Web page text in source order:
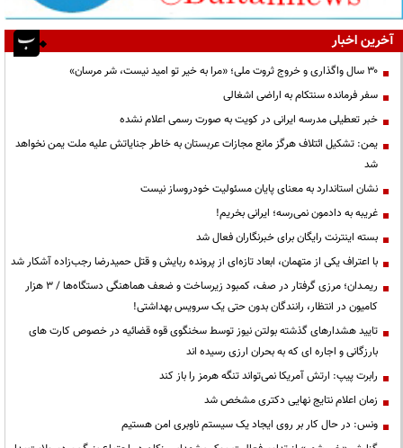
آخرین اخبار
۳۰ سال واگذاری و خروج ثروت ملی؛ «مرا به خیر تو امید نیست، شر مرسان»
سفر فرمانده سنتکام به اراضی اشغالی
خبر تعطیلی مدرسه ایرانی در کویت به صورت رسمی اعلام نشده
یمن: تشکیل ائتلاف هرگز مانع مجازات عربستان به خاطر جنایاتش علیه ملت یمن نخواهد
شد
نشان استاندارد به معنای پایان مسئولیت خودروساز نیست
غریبه به دادمون نمی‌رسه؛ ایرانی بخریم!
بسته اینترنت رایگان برای خبرنگاران فعال شد
با اعتراف یکی از متهمان، ابعاد تازه‌ای از پرونده ربایش و قتل حمیدرضا رجب‌زاده آشکار شد
ریمـدان؛ مرزی گرفتار در صف، کمبود زیرساخت و ضعف هماهنگی دستگاه‌ها / ۳ هزار
کامیون در انتظار، رانندگان بدون حتی یک سرویس بهداشتی!
تایید هشدارهای گذشته بولتن نیوز توسط سخنگوی قوه قضائیه در خصوص کارت های
بارزگانی و اجاره ای که به بحران ارزی رسیده اند
رابرت پیپ: ارتش آمریکا نمی‌تواند تنگه هرمز را باز کند
زمان اعلام نتایج نهایی دکتری مشخص شد
ونس: در حال کار بر روی ایجاد یک سیستم ناوبری امن هستیم